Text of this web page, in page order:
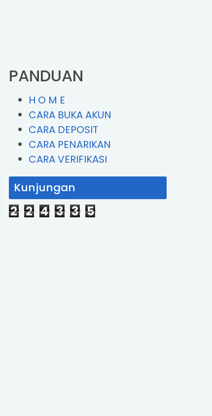
PANDUAN
H O M E
CARA BUKA AKUN
CARA DEPOSIT
CARA PENARIKAN
CARA VERIFIKASI
Kunjungan
2 2 4 3 3 5